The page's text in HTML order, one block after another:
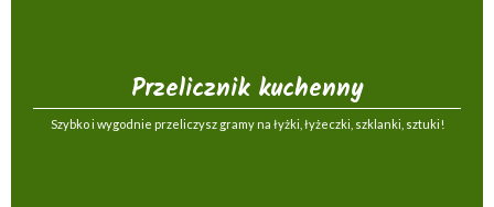
Przelicznik kuchenny
Szybko i wygodnie przeliczysz gramy na łyżki, łyżeczki, szklanki, sztuki!